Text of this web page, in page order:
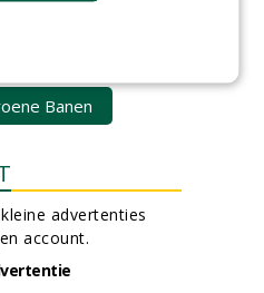
40 uur
Banen
advertenties
account.